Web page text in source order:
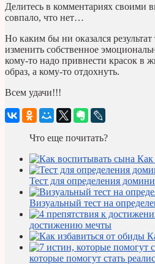
Делитесь в комментариях своими
совпало, что нет…
Но каким бы ни оказался
изменить собственное
кому-то надо привнести красок в
образ, а кому-то отдохнуть.
Всем удачи!!!
Что еще почитать?
Как
Тест для определения
Визуальный тест на
достижению мечты
которые помогут стать